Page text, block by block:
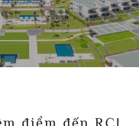
điểm đến RCI